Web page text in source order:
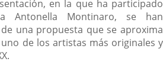
en la que ha participado
Antonella Montinaro, se han
una propuesta que se aproxima
de los artistas más originales y